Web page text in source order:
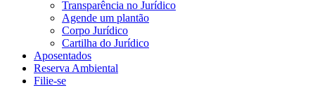
Transparência no Jurídico
Agende um plantão
Corpo Jurídico
Cartilha do Jurídico
Aposentados
Reserva Ambiental
Filie-se